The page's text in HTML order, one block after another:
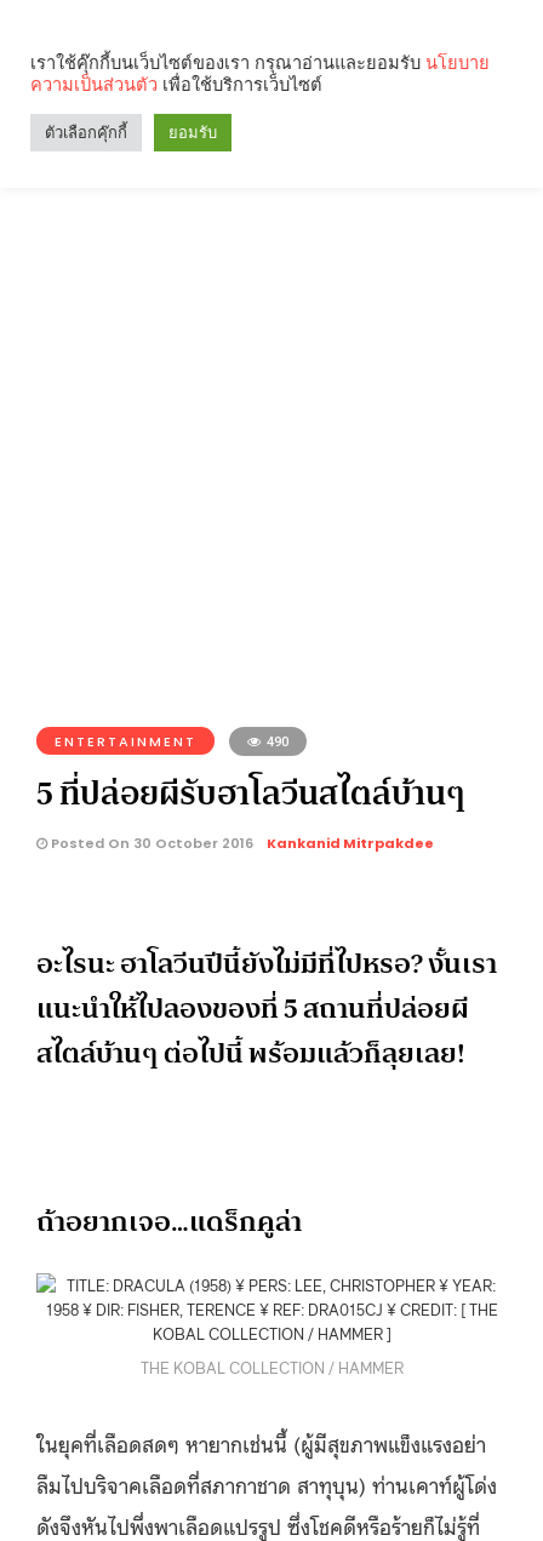
ENTERTAINMENT 490
5 ที่ปล่อยผีรับฮาโลวีนสไตล์บ้านๆ
Posted On 30 October 2016 Kankanid Mitrpakdee
อะไรนะ ฮาโลวีนปีนี้ยังไม่มีที่ไปหรอ? งั้นเรา
แนะนำให้ไปลองของที่ 5 สถานที่ปล่อยผี
สไตล์บ้านๆ ต่อไปนี้ พร้อมแล้วก็ลุยเลย!
ถ้าอยากเจอ…แดร็กคูล่า
THE KOBAL COLLECTION / HAMMER
ในยุคที่เลือดสดๆ หายากเช่นนี้ (ผู้มีสุขภาพแข็งแรงอย่า
ลืมไปบริจาคเลือดที่สภากาชาด สาทุบุน) ท่านเคาท์ผู้โด่ง
ดังจึงหันไปพึ่งพาเลือดแปรรูป ซึ่งโชคดีหรือร้ายก็ไม่รู้ที่
เราใช้คุ๊กกี้บนเว็บไซต์ของเรา กรุณาอ่านและยอมรับ นโยบาย
ความเป็นส่วนตัว เพื่อใช้บริการเว็บไซต์
ตัวเลือกคุ๊กกี้ ยอมรับ